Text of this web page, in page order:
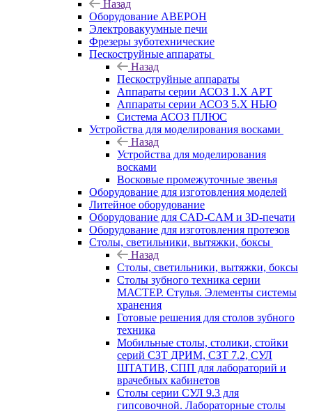
Назад
Оборудование АВЕРОН
Электровакуумные печи
Фрезеры зуботехнические
Пескоструйные аппараты
Назад
Пескоструйные аппараты
Аппараты серии АСОЗ 1.Х АРТ
Аппараты серии АСОЗ 5.Х НЬЮ
Система АСОЗ ПЛЮС
Устройства для моделирования восками
Назад
Устройства для моделирования
восками
Восковые промежуточные звенья
Оборудование для изготовления моделей
Литейное оборудование
Оборудование для CAD-CAM и 3D-печати
Оборудование для изготовления протезов
Cтолы, светильники, вытяжки, боксы
Назад
Cтолы, светильники, вытяжки, боксы
Столы зубного техника серии
МАСТЕР. Стулья. Элементы системы
хранения
Готовые решения для столов зубного
техника
Мобильные столы, столики, стойки
серий СЗТ ДРИМ, СЗТ 7.2, СУЛ
ШТАТИВ, СПП для лабораторий и
врачебных кабинетов
Столы серии СУЛ 9.3 для
гипсовочной. Лабораторные столы